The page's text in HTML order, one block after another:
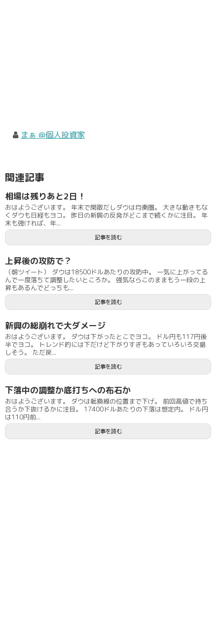
まぁ @個人投資家
関連記事
相場は残りあと2日！
おはようございます。 年末で閑散だしダウは均衡圏。 大きな動きもな
くダウも日経もヨコ。 昨日の新興の反発がどこまで続くかに注目。 年
末も強ければ、年...
記事を読む
上昇後の攻防で？
（朝ツイート） ダウは18500ドルあたりの攻防中。 一気に上がってる
んで一度落ちて調整したいところか。 強気ならこのままもう一段の上
昇もあるんでどっちも...
記事を読む
新興の総崩れで大ダメージ
おはようございます。 ダウは下がったとこでヨコ。 ドル円も117円後
半でヨコ。 トレンド的には下だけど下がりすぎもあっていろいろ交錯
しそう。 ただ戻...
記事を読む
下落中の調整か底打ちへの布石か
おはようございます。 ダウは転換線の位置まで下げ。 前回高値で持ち
合うか下抜けるかに注目。 17400ドルあたりの下落は想定内。 ドル円
は110円前...
記事を読む